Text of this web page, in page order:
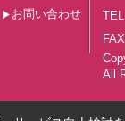
お問い合わせ
All